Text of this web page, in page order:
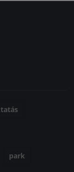
park